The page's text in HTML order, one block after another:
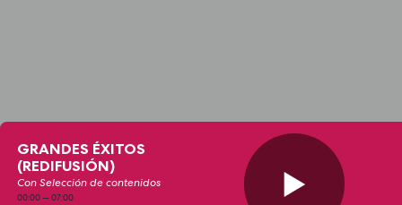
GRANDES ÉXITOS
(REDIFUSIÓN)
Con Selección de contenidos
00:00—07:00